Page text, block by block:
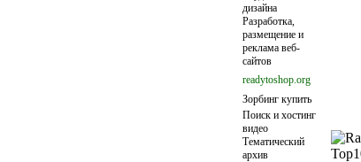
дизайна
Разработка,
размещение и
реклама веб-
сайтов
readytoshop.org
Зорбинг купить
Поиск и хостинг
видео
Тематический
архив